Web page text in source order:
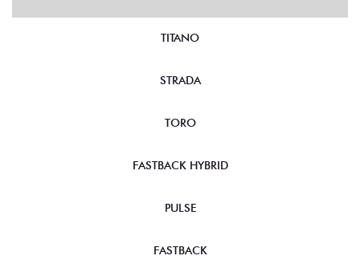
TITANO
STRADA
TORO
FASTBACK HYBRID
PULSE
FASTBACK